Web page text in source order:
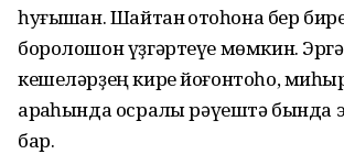
һуғышҡан. Шайтан ҡотҡоһона бер
боролошон үҙгәртеүе мөмкин.
кешеләрҙең кире йоғонтоһо,
арҡаһында осраҡлы рәүештә бында
бар.